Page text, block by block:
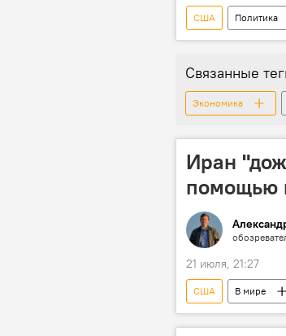
США Политика
Связанные
Экономика
Иран
помощью
21 июля, 21:27
США В мире